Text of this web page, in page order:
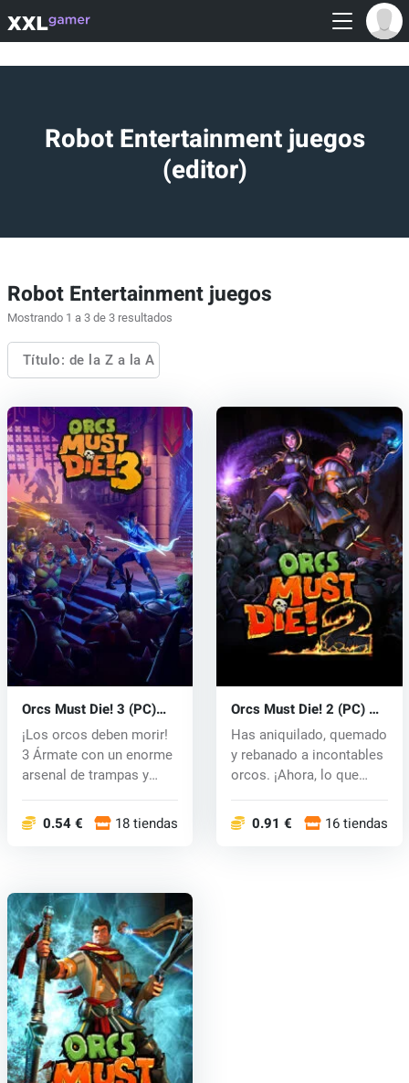
Robot Entertainment juegos
(editor)
Robot Entertainment juegos
Mostrando 1 a 3 de 3 resultados
Título: de la Z a la A
Orcs Must Die! 3 (PC)
key
¡Los orcos deben morir!
3 Ármate con un enorme
arsenal de trampas y
0.54 € 18 tiendas
Orcs Must Die! 2 (PC) CD
key
Has aniquilado, quemado
y rebanado a incontables
orcos. ¡Ahora, lo que
0.91 € 16 tiendas